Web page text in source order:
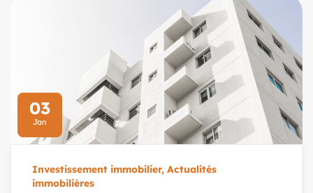
03
Jan
Investissement immobilier, Actualités
immobilières